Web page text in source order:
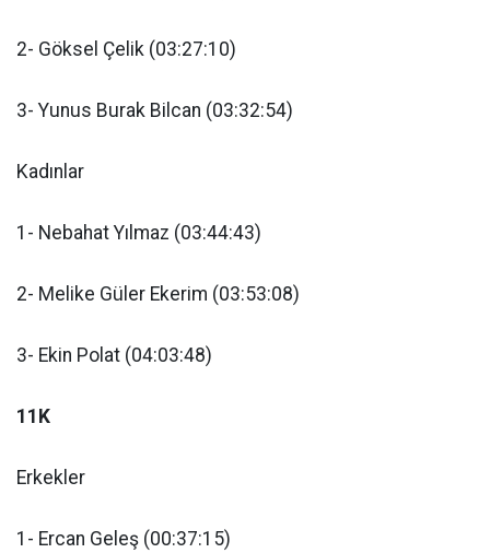
2- Göksel Çelik (03:27:10)
3- Yunus Burak Bilcan (03:32:54)
Kadınlar
1- Nebahat Yılmaz (03:44:43)
2- Melike Güler Ekerim (03:53:08)
3- Ekin Polat (04:03:48)
11K
Erkekler
1- Ercan Geleş (00:37:15)